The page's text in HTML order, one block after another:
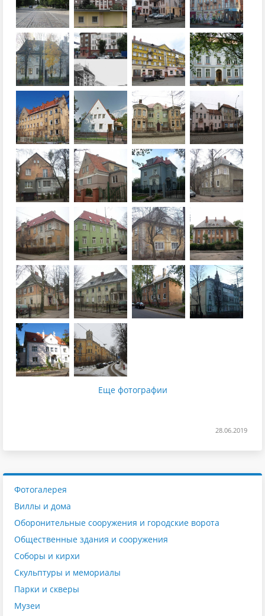
Еще фотографии
28.06.2019
Фотогалерея
Виллы и дома
Оборонительные сооружения и городские ворота
Общественные здания и сооружения
Соборы и кирхи
Скульптуры и мемориалы
Парки и скверы
Музеи